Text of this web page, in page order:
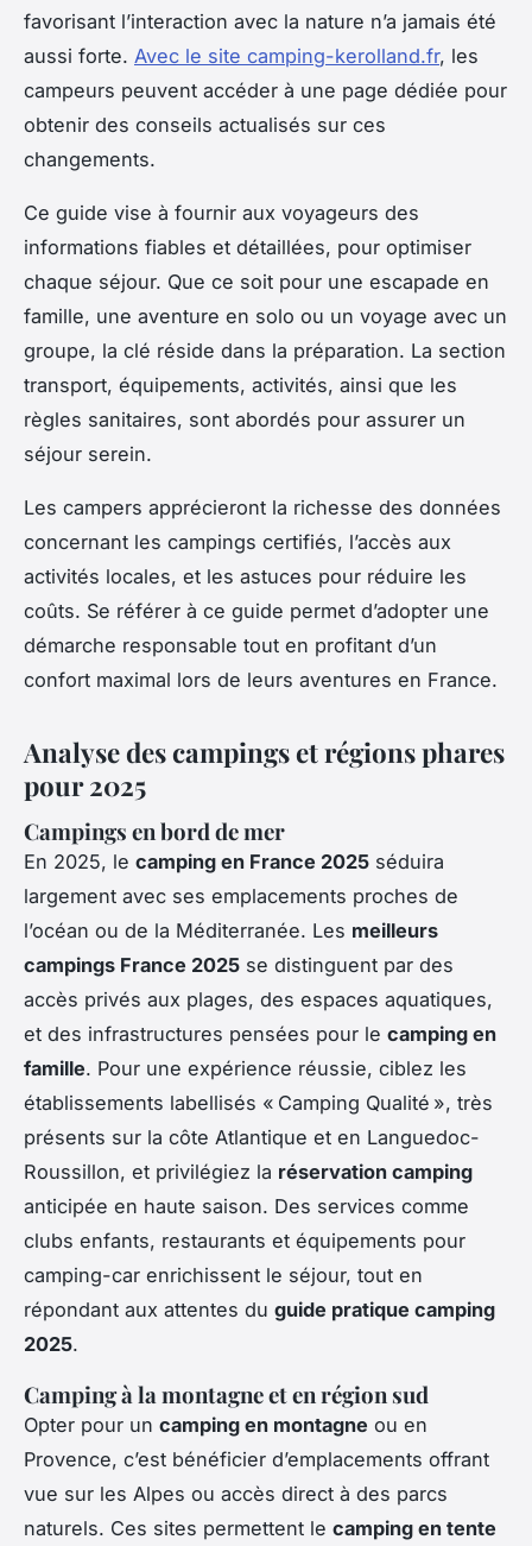
favorisant l’interaction avec la nature n’a jamais été
aussi forte. Avec le site camping-kerolland.fr, les
campeurs peuvent accéder à une page dédiée pour
obtenir des conseils actualisés sur ces
changements.
Ce guide vise à fournir aux voyageurs des
informations fiables et détaillées, pour optimiser
chaque séjour. Que ce soit pour une escapade en
famille, une aventure en solo ou un voyage avec un
groupe, la clé réside dans la préparation. La section
transport, équipements, activités, ainsi que les
règles sanitaires, sont abordés pour assurer un
séjour serein.
Les campers apprécieront la richesse des données
concernant les campings certifiés, l’accès aux
activités locales, et les astuces pour réduire les
coûts. Se référer à ce guide permet d’adopter une
démarche responsable tout en profitant d’un
confort maximal lors de leurs aventures en France.
Analyse des campings et régions phares
pour 2025
Campings en bord de mer
En 2025, le camping en France 2025 séduira
largement avec ses emplacements proches de
l’océan ou de la Méditerranée. Les meilleurs
campings France 2025 se distinguent par des
accès privés aux plages, des espaces aquatiques,
et des infrastructures pensées pour le camping en
famille. Pour une expérience réussie, ciblez les
établissements labellisés « Camping Qualité », très
présents sur la côte Atlantique et en Languedoc-
Roussillon, et privilégiez la réservation camping
anticipée en haute saison. Des services comme
clubs enfants, restaurants et équipements pour
camping-car enrichissent le séjour, tout en
répondant aux attentes du guide pratique camping
2025.
Camping à la montagne et en région sud
Opter pour un camping en montagne ou en
Provence, c’est bénéficier d’emplacements offrant
vue sur les Alpes ou accès direct à des parcs
naturels. Ces sites permettent le camping en tente